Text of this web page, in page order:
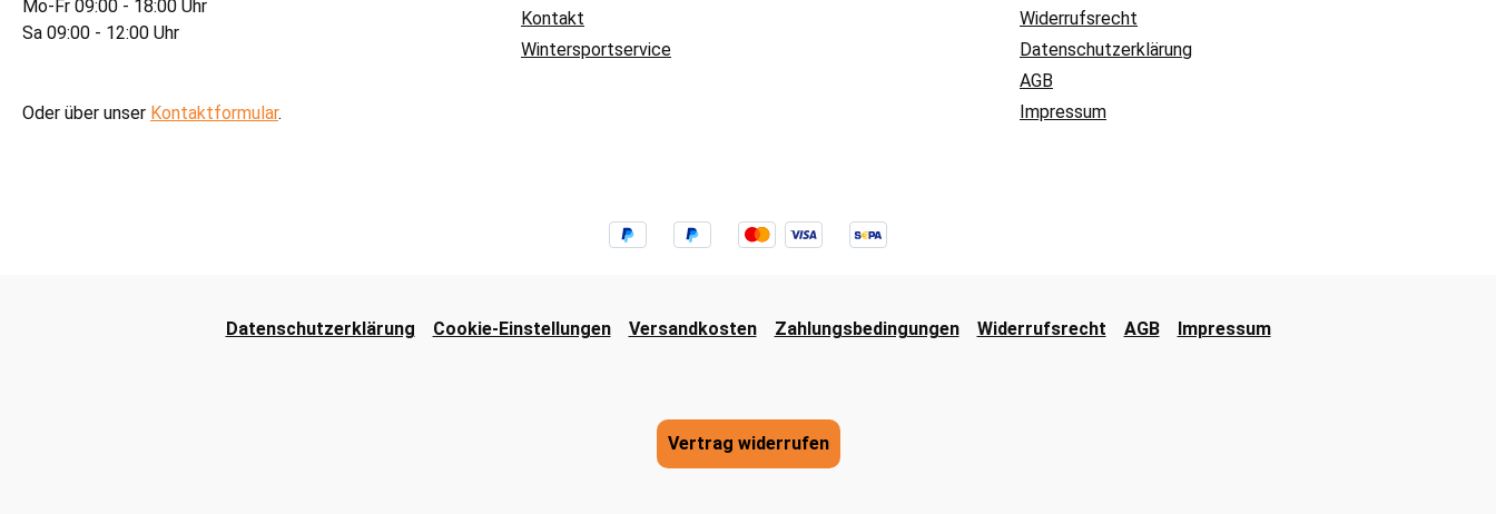
Mo-Fr 09:00 - 18:00 Uhr
Sa 09:00 - 12:00 Uhr
Oder über unser Kontaktformular.
Kontakt
Wintersportservice
Widerrufsrecht
Datenschutzerklärung
AGB
Impressum
Datenschutzerklärung Cookie-Einstellungen Versandkosten Zahlungsbedingungen Widerrufsrecht AGB Impressum
Vertrag widerrufen